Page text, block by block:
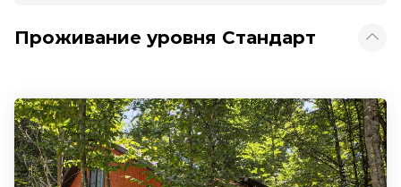
Проживание уровня Стандарт